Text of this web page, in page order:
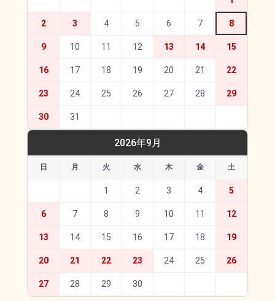
2 3 4 5 6 7 8
9 10 11 12 13 14 15
16 17 18 19 20 21 22
23 24 25 26 27 28 29
30 31
2026年9月
日 月 火 水 木 金 土
1 2 3 4 5
6 7 8 9 10 11 12
13 14 15 16 17 18 19
20 21 22 23 24 25 26
27 28 29 30